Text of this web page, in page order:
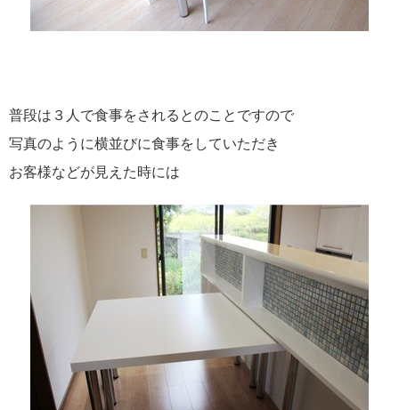
普段は３人で食事をされるとのことですので
写真のように横並びに食事をしていただき
お客様などが見えた時には